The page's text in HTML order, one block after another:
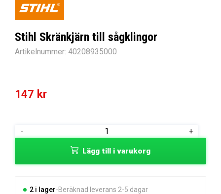
Stihl Skränkjärn till sågklingor
Artikelnummer: 40208935000
147 kr
-
Stihl
Skränkjärn
sågklingor
+
Lägg till i varukorg
2 i lager Beräknad leverans 2-5 dagar